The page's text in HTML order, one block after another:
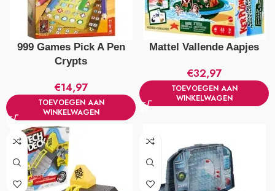
999 Games Pick A Pen
Crypts
€14,97
TOEVOEGEN AAN
WINKELWAGEN
Mattel Vallende Aapjes
€32,97
TOEVOEGEN AAN
WINKELWAGEN